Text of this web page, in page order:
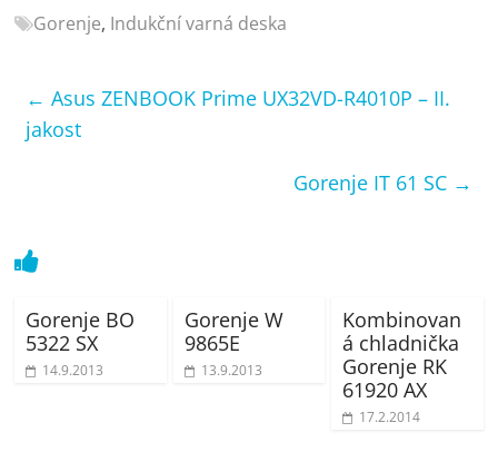
notebooky,
kávovary,
bazény
Gorenje, Indukční varná deska
← Asus ZENBOOK Prime UX32VD-R4010P – II.
jakost
Gorenje IT 61 SC →
Gorenje BO
5322 SX
14.9.2013
Gorenje W
9865E
13.9.2013
Kombinovan
á chladnička
Gorenje RK
61920 AX
17.2.2014